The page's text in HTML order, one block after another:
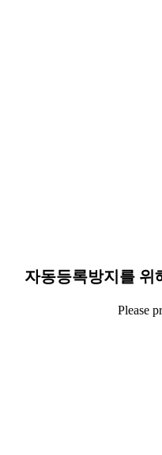
자동등록방지를 위
Please